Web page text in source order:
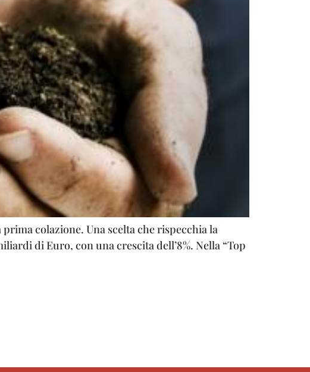
colazione. Una scelta che rispecchia la
di Euro, con una crescita dell’8%. Nella “Top